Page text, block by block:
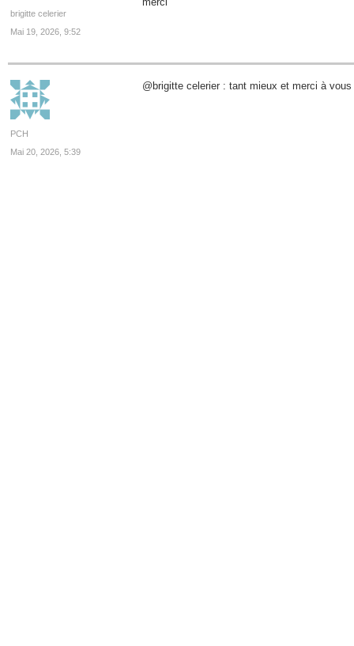
brigitte celerier
Mai 19, 2026, 9:52
PCH
Mai 20, 2026, 5:39
@brigitte celerier : tant mieux et merci à